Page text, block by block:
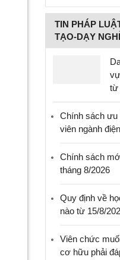
TIN PHÁP
TẠO-DẠY
từ
Chính sách ưu
viên ngành
Chính sách
tháng 8/2026
Quy định về
nào từ 15/8/
Viên chức
cơ hữu phải